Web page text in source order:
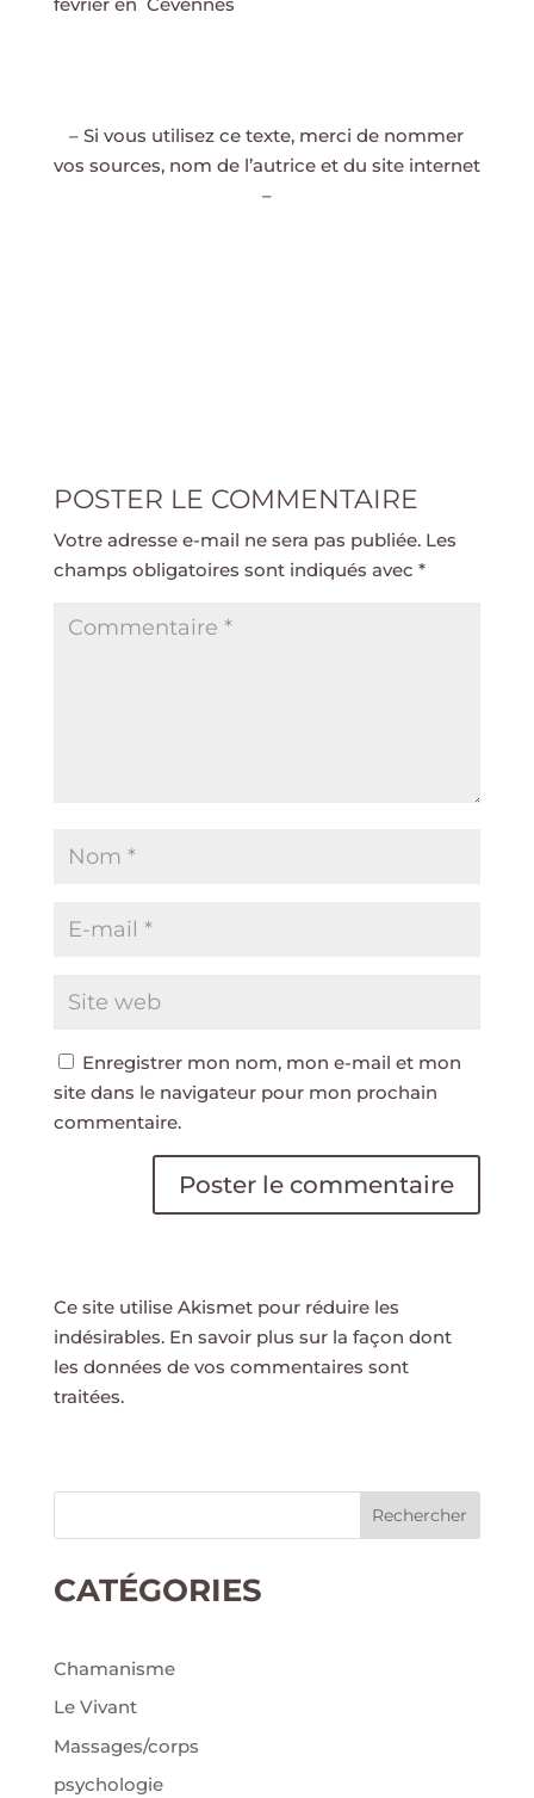
– Si vous utilisez ce texte, merci de nommer
vos sources, nom de l’autrice et du site internet
–
POSTER LE COMMENTAIRE
Votre adresse e-mail ne sera pas publiée. Les
champs obligatoires sont indiqués avec *
Enregistrer mon nom, mon e-mail et mon
site dans le navigateur pour mon prochain
commentaire.
Ce site utilise Akismet pour réduire les
indésirables. En savoir plus sur la façon dont
les données de vos commentaires sont
traitées.
Rechercher
CATÉGORIES
Chamanisme
Le Vivant
Massages/corps
psychologie